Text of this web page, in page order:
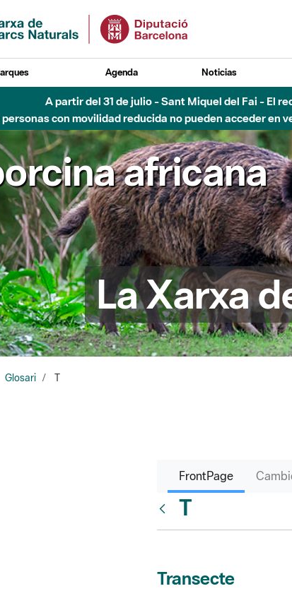
Agenda Noticias
A partir del 31 de julio - Sant Miquel del Fai - El
con movilidad reducida no pueden acceder en
africana
La Xarxa
Glosari T
FrontPage
T
Transecte